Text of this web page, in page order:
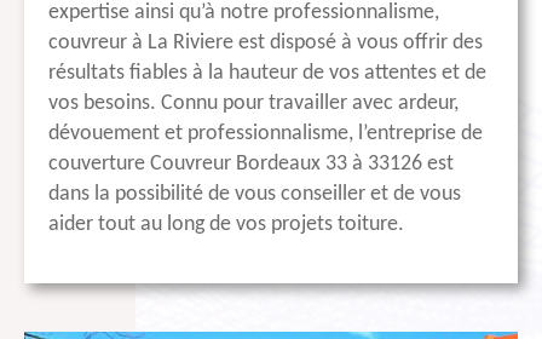
expertise ainsi qu’à notre professionnalisme,
couvreur à La Riviere est disposé à vous offrir des
résultats fiables à la hauteur de vos attentes et de
vos besoins. Connu pour travailler avec ardeur,
dévouement et professionnalisme, l’entreprise de
couverture Couvreur Bordeaux 33 à 33126 est
dans la possibilité de vous conseiller et de vous
aider tout au long de vos projets toiture.